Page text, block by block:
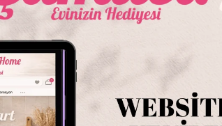
Stok Kodu
Marka: